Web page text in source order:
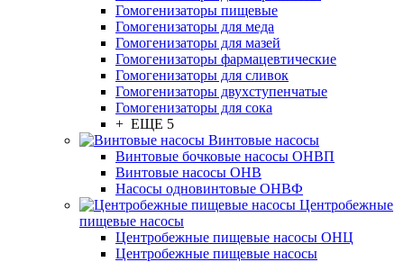
Гомогенизаторы пищевые
Гомогенизаторы для меда
Гомогенизаторы для мазей
Гомогенизаторы фармацевтические
Гомогенизаторы для сливок
Гомогенизаторы двухступенчатые
Гомогенизаторы для сока
+ ЕЩЕ 5
Винтовые насосы
Винтовые бочковые насосы ОНВП
Винтовые насосы ОНВ
Насосы одновинтовые ОНВФ
Центробежные
пищевые насосы
Центробежные пищевые насосы ОНЦ
Центробежные пищевые насосы